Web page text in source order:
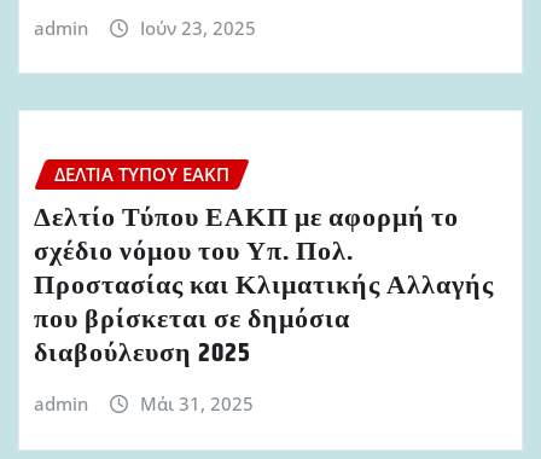
admin Ιούν 23, 2025
ΔΕΛΤΊΑ ΤΎΠΟΥ ΕΑΚΠ
Δελτίο Τύπου ΕΑΚΠ με αφορμή το
σχέδιο νόμου του Υπ. Πολ.
Προστασίας και Κλιματικής Αλλαγής
που βρίσκεται σε δημόσια
διαβούλευση 2025
admin Μάι 31, 2025